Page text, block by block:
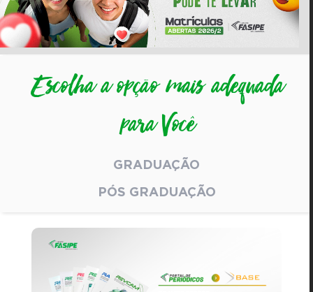
Escolha a opção mais adequada
para Você
GRADUAÇÃO
PÓS GRADUAÇÃO